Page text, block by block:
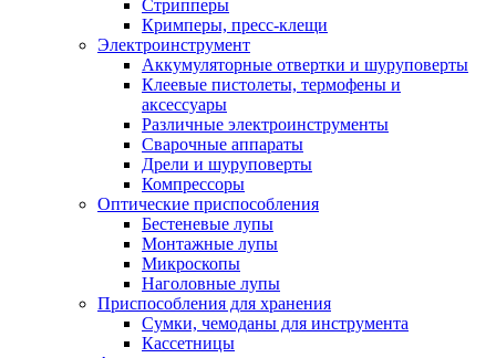
Стрипперы
Кримперы, пресс-клещи
Электроинструмент
Аккумуляторные отвертки и шуруповерты
Клеевые пистолеты, термофены и
аксессуары
Различные электроинструменты
Сварочные аппараты
Дрели и шуруповерты
Компрессоры
Оптические приспособления
Бестеневые лупы
Монтажные лупы
Микроскопы
Наголовные лупы
Приспособления для хранения
Сумки, чемоданы для инструмента
Кассетницы